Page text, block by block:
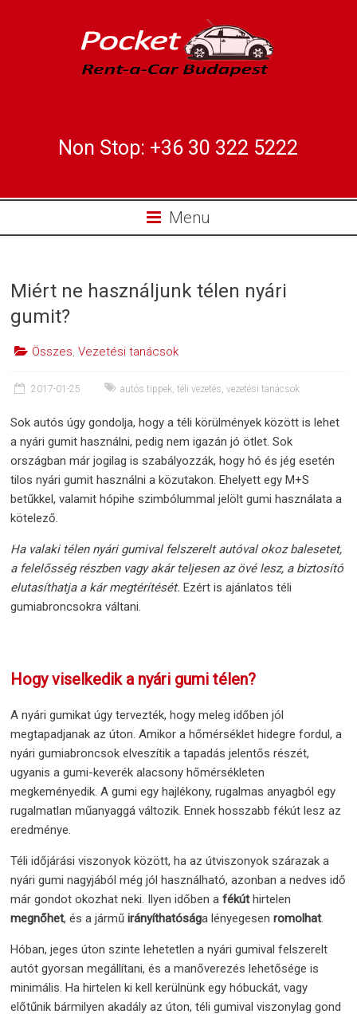
Non Stop: +36 30 322 5222
Menu
Miért ne használjunk télen nyári
gumit?
Összes,Vezetési tanácsok
2017-01-25 autós tippek,téli vezetés,vezetési tanácsok
Sok autós úgy gondolja, hogy a téli körülmények között is lehet
a nyári gumit használni, pedig nem igazán jó ötlet. Sok
országban már jogilag is szabályozzák, hogy hó és jég esetén
tilos nyári gumit használni a közutakon. Ehelyett egy M+S
betűkkel, valamit hópihe szimbólummal jelölt gumi használata a
kötelező.
Ha valaki télen nyári gumival felszerelt autóval okoz balesetet,
a felelősség részben vagy akár teljesen az övé lesz, a biztosító
elutasíthatja a kár megtérítését. Ezért is ajánlatos téli
gumiabroncsokra váltani.
Hogy viselkedik a nyári gumi télen?
A nyári gumikat úgy tervezték, hogy meleg időben jól
megtapadjanak az úton. Amikor a hőmérséklet hidegre fordul, a
nyári gumiabroncsok elveszítik a tapadás jelentős részét,
ugyanis a gumi-keverék alacsony hőmérsékleten
megkeményedik. A gumi egy hajlékony, rugalmas anyagból egy
rugalmatlan műanyaggá változik. Ennek hosszabb fékút lesz az
eredménye.
Téli időjárási viszonyok között, ha az útviszonyok szárazak a
nyári gumi nagyjából még jól használható, azonban a nedves idő
már gondot okozhat neki. Ilyen időben afékúthirtelen
megnőhet, és a járműirányíthatósága lényegesenromolhat.
Hóban, jeges úton szinte lehetetlen a nyári gumival felszerelt
autót gyorsan megállítani, és a manőverezés lehetősége is
minimális. Ha hirtelen ki kell kerülnünk egy hóbuckát, vagy
előtűnik bármilyen akadály az úton, téli gumival viszonylag gond